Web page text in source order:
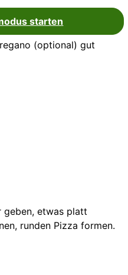
starten
(optional) gut
geben, etwas platt
runden Pizza formen.